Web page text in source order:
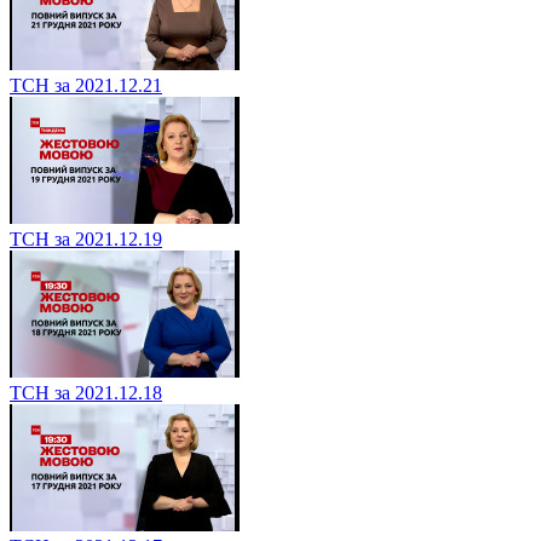
ТСН за 2021.12.21
ТСН за 2021.12.19
ТСН за 2021.12.18